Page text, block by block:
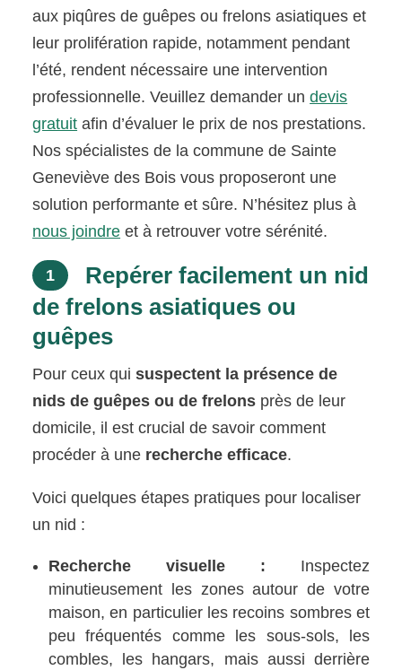
aux piqûres de guêpes ou frelons asiatiques et
leur prolifération rapide, notamment pendant
l’été, rendent nécessaire une intervention
professionnelle. Veuillez demander undevis
gratuit afin d’évaluer le prix de nos prestations.
Nos spécialistes de la commune de Sainte
Geneviève des Bois vous proposeront une
solution performante et sûre. N’hésitez plus à
nous joindre et à retrouver votre sérénité.
1
Repérer facilement un nid
de frelons asiatiques ou
guêpes
Pour ceux quisuspectent la présence de
nids de guêpes ou de frelons près de leur
domicile, il est crucial de savoir comment
procéder à une recherche efficace.
Voici quelques étapes pratiques pour localiser
un nid :
Recherche visuelle : Inspectez
minutieusement les zones autour de votre
maison, en particulier les recoins sombres et
peu fréquentés comme les sous-sols, les
combles, les hangars, mais aussi derrière